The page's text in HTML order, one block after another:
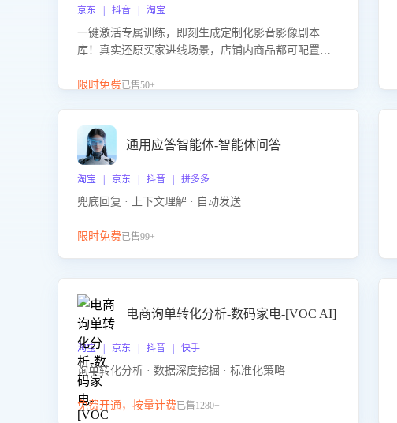
京东 | 抖音 | 淘宝
一键激活专属训练，即刻生成定制化影音影像剧本
库！真实还原买家进线场景，店铺内商品都可配置到
升客服售前转化率。点击 “立即开通”，快速获取影音
限时免费已售50+
通用应答智能体-智能体问答
淘宝 | 京东 | 抖音 | 拼多多
兜底回复 · 上下文理解 · 自动发送
限时免费已售99+
电商询单转化分析-数码家电-[VOC AI]
淘宝 | 京东 | 抖音 | 快手
询单转化分析 · 数据深度挖掘 · 标准化策略
免费开通，按量计费已售1280+